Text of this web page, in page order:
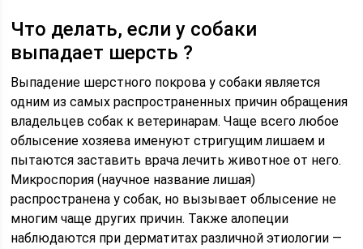
Что делать, если у собаки
выпадает шерсть ?
Выпадение шерстного покрова у собаки является
одним из самых распространенных причин обращения
владельцев собак к ветеринарам. Чаще всего любое
облысение хозяева именуют стригущим лишаем и
пытаются заставить врача лечить животное от него.
Микроспория (научное название лишая)
распространена у собак, но вызывает облысение не
многим чаще других причин. Также алопеции
наблюдаются при дерматитах различной этиологии —